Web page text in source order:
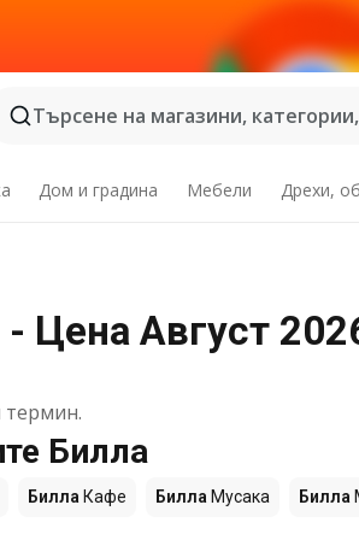
Търсене на магазини,
Дом и градина Мебели Дрехи,
Цена Август
термин.
Билла
Билла Кафе Билла Мусака Билла